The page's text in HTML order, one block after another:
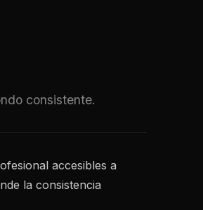
consistente.
accesibles a
la consistencia